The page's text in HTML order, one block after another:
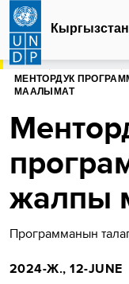
Skip
main
content
Кыргызстан
HOME
МЕНТОРДУК
МААЛЫМАТ
жалпы
Программанын
2024-Ж., 12-JUNE